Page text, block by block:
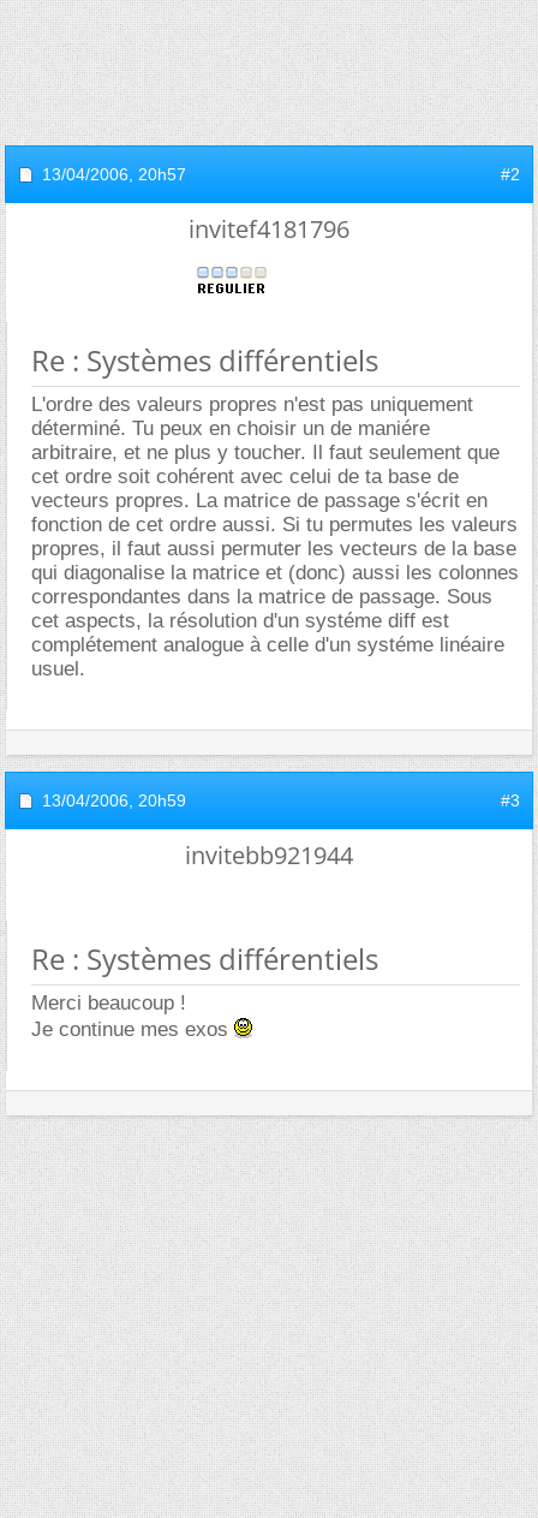
13/04/2006, 20h57 #2
invitef4181796
Re : Systèmes différentiels
L'ordre des valeurs propres n'est pas uniquement
déterminé. Tu peux en choisir un de maniére
arbitraire, et ne plus y toucher. Il faut seulement que
cet ordre soit cohérent avec celui de ta base de
vecteurs propres. La matrice de passage s'écrit en
fonction de cet ordre aussi. Si tu permutes les valeurs
propres, il faut aussi permuter les vecteurs de la base
qui diagonalise la matrice et (donc) aussi les colonnes
correspondantes dans la matrice de passage. Sous
cet aspects, la résolution d'un systéme diff est
complétement analogue à celle d'un systéme linéaire
usuel.
13/04/2006, 20h59 #3
invitebb921944
Re : Systèmes différentiels
Merci beaucoup !
Je continue mes exos